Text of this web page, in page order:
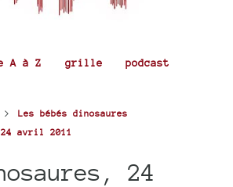
A à Z grille podcast
> Les bébés dinosaures
24 avril 2011
24